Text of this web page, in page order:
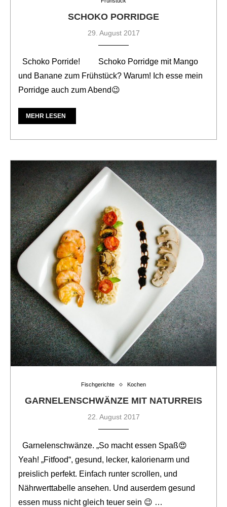
SCHOKO PORRIDGE
29. August 2017
Schoko Porride! Schoko Porridge mit Mango
und Banane zum Frühstück? Warum! Ich esse mein
Porridge auch zum Abend😉
MEHR LESEN
Fischgerichte Kochen
GARNELENSCHWÄNZE MIT NATURREIS
22. August 2017
Garnelenschwänze. „So macht essen Spaß😍
Yeah! „Fitfood“, gesund, lecker, kalorienarm und
preislich perfekt. Einfach runter scrollen, und
Nährwerttabelle ansehen. Und auserdem gesund
essen muss nicht gleich teuer sein 😉 …